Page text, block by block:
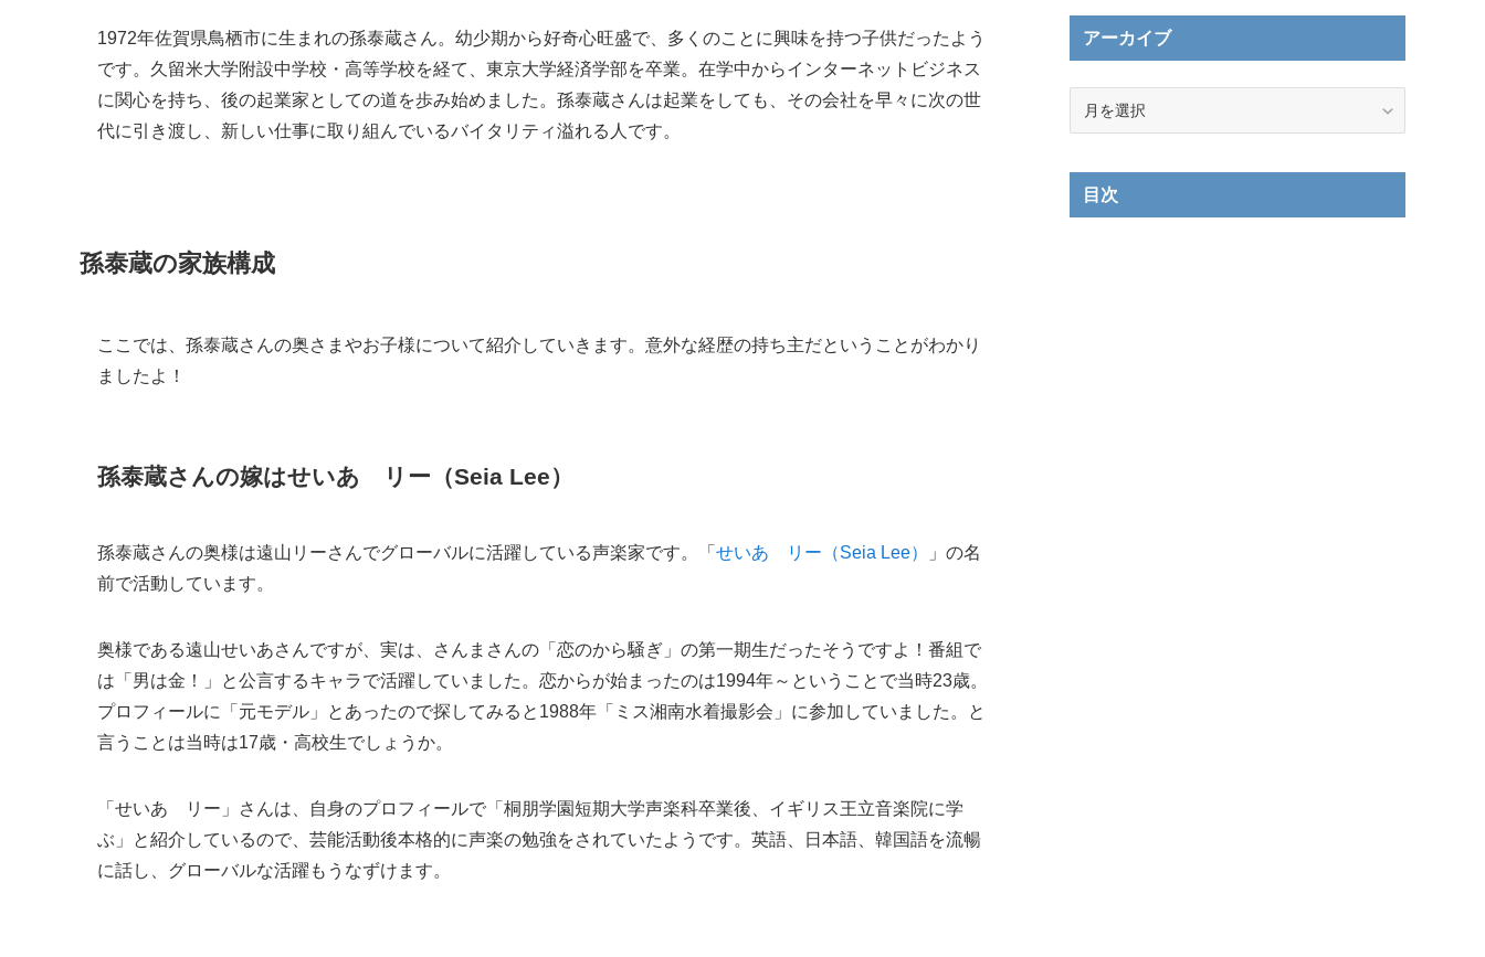
1972年佐賀県鳥栖市に生まれの孫泰蔵さん。幼少期から好奇心旺盛で、多くのことに興味を持つ子供だったよう
です。久留米大学附設中学校・高等学校を経て、東京大学経済学部を卒業。在学中からインターネットビジネス
に関心を持ち、後の起業家としての道を歩み始めました。孫泰蔵さんは起業をしても、その会社を早々に次の世
代に引き渡し、新しい仕事に取り組んでいるバイタリティ溢れる人です。
孫泰蔵の家族構成
ここでは、孫泰蔵さんの奥さまやお子様について紹介していきます。意外な経歴の持ち主だということがわかり
ましたよ！
孫泰蔵さんの嫁はせいあ リー（Seia Lee）
孫泰蔵さんの奥様は遠山リーさんでグローバルに活躍している声楽家です。「 せいあ リー（Seia Lee）
」の名
前で活動しています。
奥様である遠山せいあさんですが、実は、さんまさんの「恋のから騒ぎ」の第一期生だったそうですよ！番組で
は「男は金！」と公言するキャラで活躍していました。恋からが始まったのは1994年～ということで当時23歳。
プロフィールに「元モデル」とあったので探してみると1988年「ミス湘南水着撮影会」に参加していました。と
言うことは当時は17歳・高校生でしょうか。
「せいあ リー」さんは、自身のプロフィールで「桐朋学園短期大学声楽科卒業後、イギリス王立音楽院に学
ぶ」と紹介しているので、芸能活動後本格的に声楽の勉強をされていたようです。英語、日本語、韓国語を流暢
に話し、グローバルな活躍もうなずけます。
アーカイブ
イ
目次